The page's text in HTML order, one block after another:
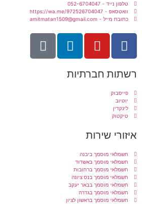
טלפון נייד - 052-6704047
וואטסאפ - https://wa.me/972526704047
כתובת מייל - amitmatan1509@gmail.com
רשתות חברתיות
פייסבוק
יוטיוב
לינקדין
טיקטוק
איזורי שירות
חשמלאי מוסמך ביבנה
חשמלאי מוסמך באשדוד
חשמלאי מוסמך ברחובות
חשמלאי מוסמך בנס ציונה
חשמלאי מוסמך בבאר יעקב
חשמלאי מוסמך בגדרה
חשמלאי מוסמך בראשון לציון